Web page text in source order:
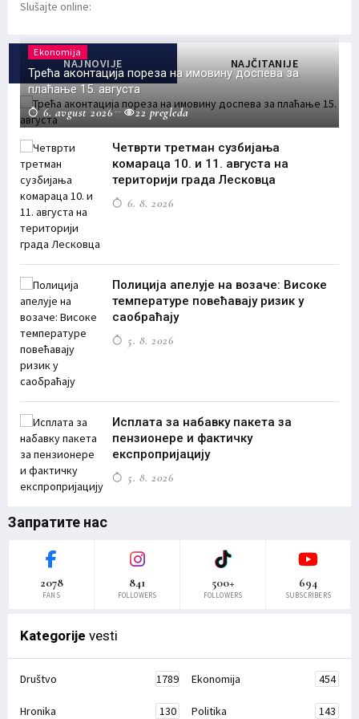
Slušajte online:
NAJNOVIJE NAJČITANIJE
Ekonomija
Трећа аконтација пореза на имовину доспева за
плаћање 15. августа
6. avgust 2026
22 pregleda
Четврти третман сузбијања
комараца 10. и 11. августа на
територији града Лесковца
6. 8. 2026
Полиција апелује на возаче: Високе
температуре повећавају ризик у
саобраћају
5. 8. 2026
Исплата за набавку пакета за
пензионере и фактичку
експропријацију
5. 8. 2026
Запратите нас
2078
FANS
841
FOLLOWERS
500+
FOLLOWERS
694
SUBSCRIBERS
Kategorije vesti
Društvo 1789 Ekonomija 454
Hronika 130 Politika 143